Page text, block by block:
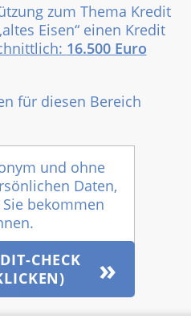
zum Thema Kredit
Eisen“ einen Kredit
16.500 Euro
für diesen Bereich
und ohne
Daten,
bekommen
CHECK